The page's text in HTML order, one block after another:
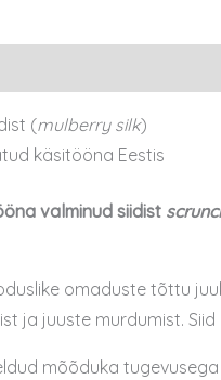
(mulberry silk)
käsitööna Eestis
valminud siidist
omaduste tõttu
ja juuste murdumist.
mõõduka